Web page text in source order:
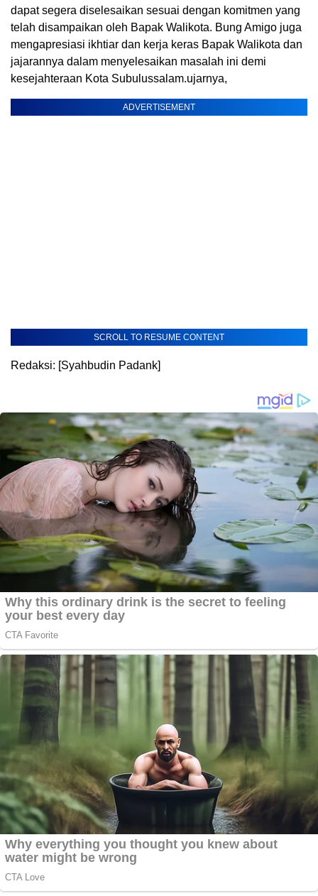
dapat segera diselesaikan sesuai dengan komitmen yang
telah disampaikan oleh Bapak Walikota. Bung Amigo juga
mengapresiasi ikhtiar dan kerja keras Bapak Walikota dan
jajarannya dalam menyelesaikan masalah ini demi
kesejahteraan Kota Subulussalam.ujarnya,
ADVERTISEMENT
SCROLL TO RESUME CONTENT
Redaksi: [Syahbudin Padank]